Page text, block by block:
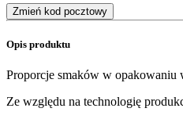
Zmień kod pocztowy
Opis produktu
Proporcje smaków w opakowaniu
Ze względu na technologię